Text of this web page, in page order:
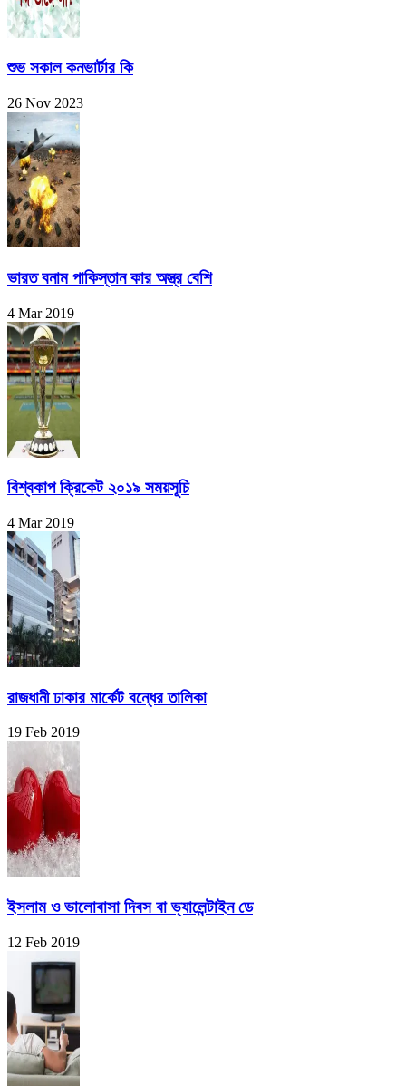
শুভ সকাল কনভার্টার কি
26 Nov 2023
ভারত বনাম পাকিস্তান কার অস্ত্র বেশি
4 Mar 2019
বিশ্বকাপ ক্রিকেট ২০১৯ সময়সূচি
4 Mar 2019
রাজধানী ঢাকার মার্কেট বন্ধের তালিকা
19 Feb 2019
ইসলাম ও ভালোবাসা দিবস বা ভ্যালেন্টাইন ডে
12 Feb 2019